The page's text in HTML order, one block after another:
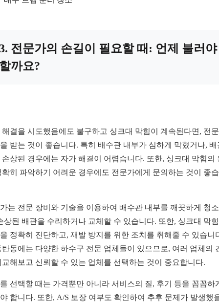
전문가의 손길이 필요할 때: 언제 불러야
까요?
해결을 시도했음에도 불구하고 싱크대 막힘이 계속된다면, 전
받는 것이 좋습니다. 특히 배수관 내부가 심하게 막혔거나, 배
손상된 경우에는 자가 해결이 어렵습니다. 또한, 싱크대 막힘의
확히 파악하기 어려운 경우에도 전문가에게 문의하는 것이 좋
는 전문 장비와 기술을 이용하여 배수관 내부를 깨끗하게 청
상된 배관을 수리하거나 교체할 수 있습니다. 또한, 싱크대 막
정확히 진단하고, 재발 방지를 위한 조치를 취해줄 수 있습니
탄동에는 다양한 하수구 전문 업체들이 있으므로, 여러 업체의
교해보고 신뢰할 수 있는 업체를 선택하는 것이 중요합니다.
선택할 때는 가격뿐만 아니라 서비스의 질, 후기 등을 꼼꼼하
합니다. 또한, A/S 보장 여부도 확인하여 추후 문제가 발생했